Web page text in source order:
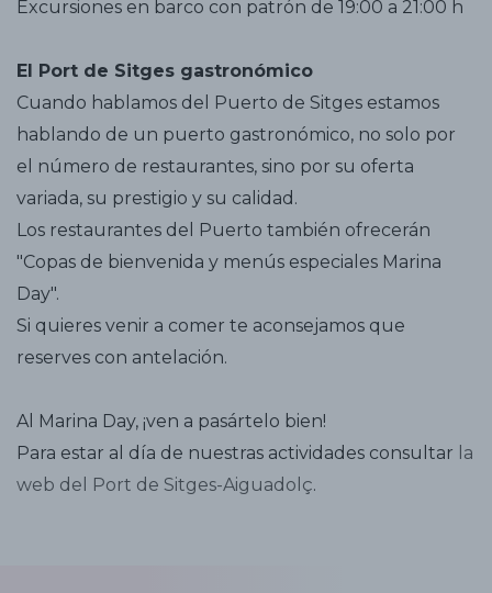
Excursiones en barco con patrón de 19:00 a 21:00 h
El Port de Sitges gastronómico
Cuando hablamos del Puerto de Sitges estamos
hablando de un puerto gastronómico, no solo por
el número de restaurantes, sino por su oferta
variada, su prestigio y su calidad.
Los restaurantes del Puerto también ofrecerán
"Copas de bienvenida y menús especiales Marina
Day".
Si quieres venir a comer te aconsejamos que
reserves con antelación.
Al Marina Day, ¡ven a pasártelo bien!
Para estar al día de nuestras actividades consultar la
web del Port de Sitges-Aiguadolç.